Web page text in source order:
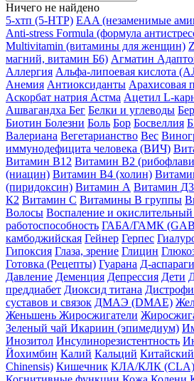
Ничего не найдено
5-хтп (5-HTP) EAA (незаменимые
Anti-stress Formula (формула
Multivitamin (витамины для женщин)
магний, витамин Б6) Агматин
Аллергия Альфа-липоевая кислота
Анемия Антиоксиданты Арахисовая
Аскорбат натрия Астма Ацетил L-
Ашвагандха Бег Белки и углеводы
Биотин Болезни Боль Бор Босвеллия
Валериана Вегетарианство Вес
иммунодефицита человека (ВИЧ)
Витамин B12 Витамин B2
(ниацин) Витамин B4 (холин)
(пиридоксин) Витамин А Витамин Д3
К2 Витамин С Витамины B группы
Волосы Воспаление и окислительный
работоспособность ГАБА/ГАМК
камбоджийская Гейнер Герпес
Гипоксия Глаза, зрение Глицин
Готовка (Рецепты) Гуарана Д-
Давление Деменция Депрессия Дети
преддиабет Диоксид титана
суставов и связок ДМАЭ (DMAE)
Женьшень Жиросжигатели
Зеленый чай Икариин (эпимедиум)
Инозитол Инсулинорезистентность
Йохимбин Калий Кальций
Chinensis) Кишечник КЛА/КЛК (CLA)